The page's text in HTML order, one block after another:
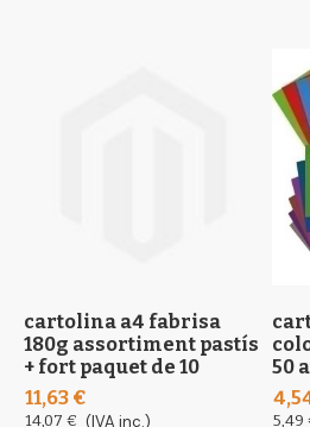
cartolina a4 fabrisa
180g assortiment pastís
+ fort paquet de 10
11,63 €
14,07 € (IVA inc.)
50
5,49